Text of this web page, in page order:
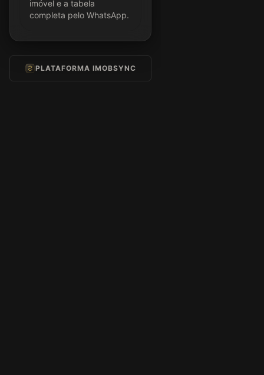
imóvel e a tabela
completa pelo WhatsApp.
PLATAFORMA IMOBSYNC